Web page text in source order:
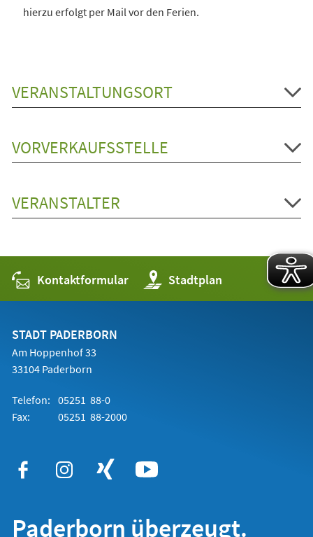
hierzu erfolgt per Mail vor den Ferien.
VERANSTALTUNGSORT
VORVERKAUFSSTELLE
VERANSTALTER
Kontaktformular Stadtplan
(Öffnet
in
einem
STADT PADERBORN
Am Hoppenhof 33
33104 Paderborn
Telefon: 05251 88-0
Fax:
05251 88-2000
Paderborn überzeugt.